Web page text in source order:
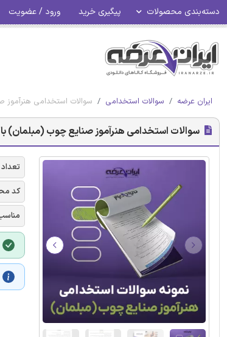
دسته‌بندی محصولات پیگیری خرید ورود / عضویت
ایران عرضه سوالات استخدامی سوالات استخدامی
سوالات استخدامی هنرآموز صنایع چوب
کد